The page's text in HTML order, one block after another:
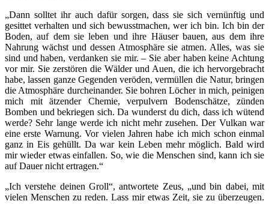
„Dann solltet ihr auch dafür sorgen, dass sie sich vernünftig und
gesittet verhalten und sich bewusstmachen, wer ich bin. Ich bin der
Boden, auf dem sie leben und ihre Häuser bauen, aus dem ihre
Nahrung wächst und dessen Atmosphäre sie atmen. Alles, was sie
sind und haben, verdanken sie mir. – Sie aber haben keine Achtung
vor mir. Sie zerstören die Wälder und Auen, die ich hervorgebracht
habe, lassen ganze Gegenden veröden, vermüllen die Natur, bringen
die Atmosphäre durcheinander. Sie bohren Löcher in mich, peinigen
mich mit ätzender Chemie, verpulvern Bodenschätze, zünden
Bomben und bekriegen sich. Da wunderst du dich, dass ich wütend
werde? Sehr lange werde ich nicht mehr zusehen. Der Vulkan war
eine erste Warnung. Vor vielen Jahren habe ich mich schon einmal
ganz in Eis gehüllt. Da war kein Leben mehr möglich. Bald wird
mir wieder etwas einfallen. So, wie die Menschen sind, kann ich sie
auf Dauer nicht ertragen.“
„Ich verstehe deinen Groll“, antwortete Zeus, „und bin dabei, mit
vielen Menschen zu reden. Lass mir etwas Zeit, sie zu überzeugen.